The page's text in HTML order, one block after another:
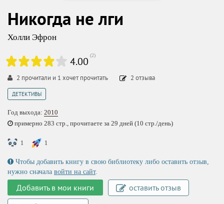
Никогда не лги
Холли Эфрон
4.00 (2)
2 прочитали и 1 хочет прочитать 2 отзыва
ДЕТЕКТИВЫ
Год выхода: 2010
примерно 283 стр., прочитаете за 29 дней (10 стр./день)
1 1
Чтобы добавить книгу в свою библиотеку либо оставить отзыв,
нужно сначала войти на сайт.
Добавить в мои книги
оставить отзыв